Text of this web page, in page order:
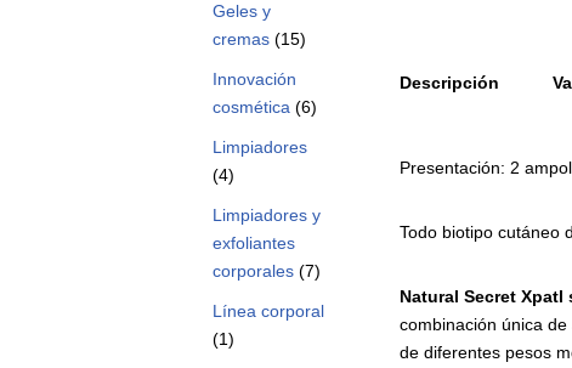
Geles y
cremas (15)
Innovación
cosmética (6)
Limpiadores
(4)
Limpiadores y
exfoliantes
corporales (7)
Línea corporal
(1)
Descripción
Presentación: 2
Todo biotipo cutáneo
Natural Secret
combinación única
de diferentes pesos